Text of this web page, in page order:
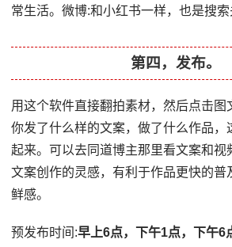
常生活。微博:和小红书一样，也是搜索
第四，发布。
用这个软件直接翻拍素材，然后点击图
你发了什么样的文案，做了什么作品，
起来。可以去同道博主那里看文案和视
文案创作的灵感，有利于作品更快的普
鲜感。
预发布时间:早上6点，下午1点，下午6